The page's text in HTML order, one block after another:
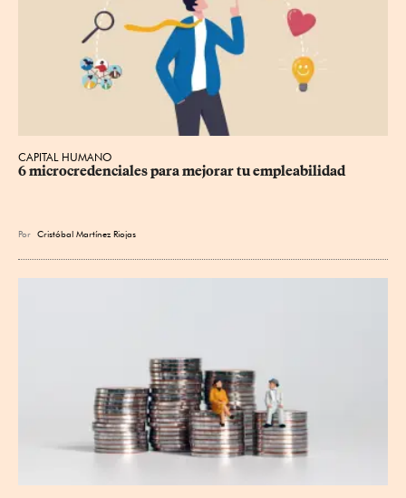
CAPITAL HUMANO
6 microcredenciales para mejorar tu empleabilidad
Por Cristóbal Martínez Riojas